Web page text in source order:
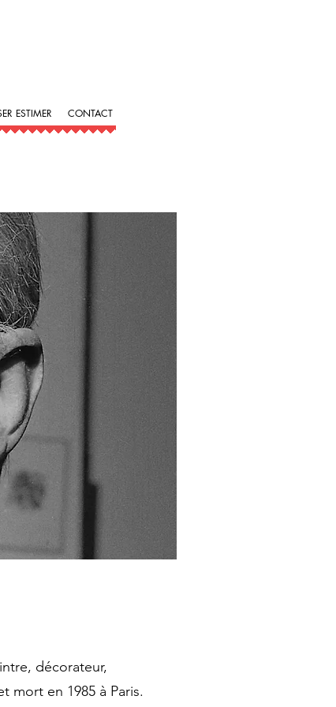
ESTIMER CONTACT
décorateur,
mort en 1985 à Paris.